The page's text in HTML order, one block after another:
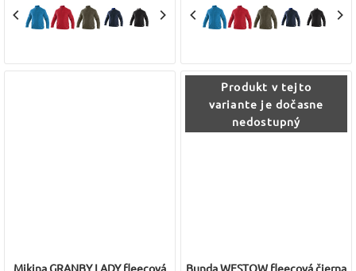
Mikina GRANBY LADY fleecová
Produkt v tejto
variante je dočasne
nedostupný
Bunda WESTOW fleecová čierna